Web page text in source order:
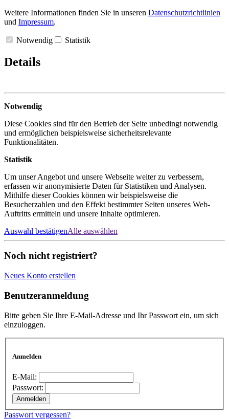
Weitere Informationen finden Sie in unseren Datenschutzrichtlinien
und Impressum.
Notwendig Statistik
Details
Notwendig
Diese Cookies sind für den Betrieb der Seite unbedingt notwendig
und ermöglichen beispielsweise sicherheitsrelevante
Funktionalitäten.
Statistik
Um unser Angebot und unsere Webseite weiter zu verbessern,
erfassen wir anonymisierte Daten für Statistiken und Analysen.
Mithilfe dieser Cookies können wir beispielsweise die
Besucherzahlen und den Effekt bestimmter Seiten unseres Web-
Auftritts ermitteln und unsere Inhalte optimieren.
Auswahl bestätigenAlle auswählen
Noch nicht registriert?
Neues Konto erstellen
Benutzeranmeldung
Bitte geben Sie Ihre E-Mail-Adresse und Ihr Passwort ein, um sich
einzuloggen.
Anmelden
E-Mail:
Passwort:
Passwort vergessen?